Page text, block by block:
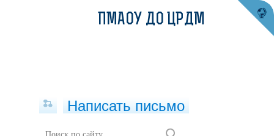
ПМАОУ ДО ЦРДМ
Написать письмо